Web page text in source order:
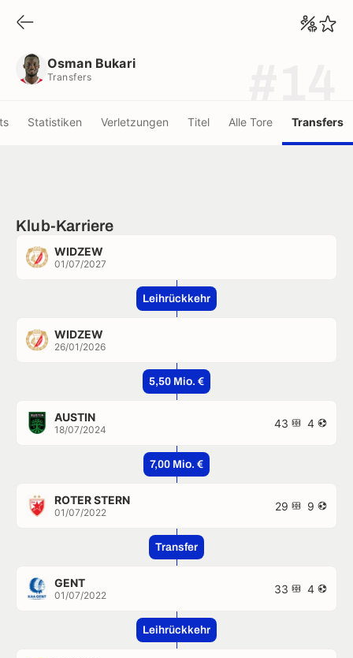
Osman Bukari
Transfers
Statistiken Verletzungen Titel Alle Tore Transfers
Klub-Karriere
WIDZEW
01/07/2027
Leihrückkehr
WIDZEW
26/01/2026
5,50 Mio. €
AUSTIN
18/07/2024 43 4
7,00 Mio. €
ROTER STERN
01/07/2022 29 9
Transfer
GENT
01/07/2022 33 4
Leihrückkehr